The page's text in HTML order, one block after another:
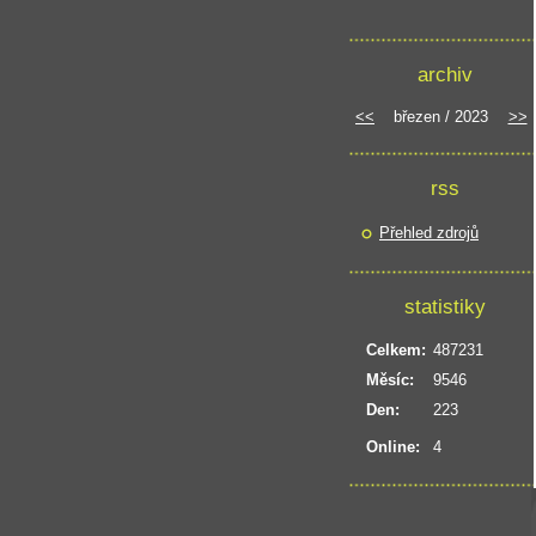
archiv
<< březen / 2023 >>
rss
Přehled zdrojů
statistiky
Online: 4
Celkem: 487231
Měsíc:
9546
Den:
223